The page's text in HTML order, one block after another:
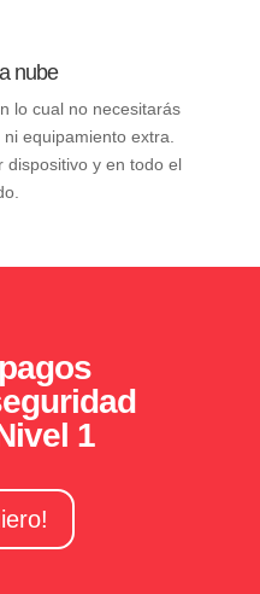
nube
lo cual no necesitarás
equipamiento extra.
dispositivo y en todo el
1